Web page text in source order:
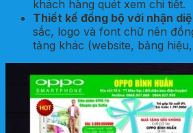
khách hàng quét xem chi tiết.
Thiết kế đồng bộ với nhận
sắc, logo và font chữ nên
tảng khác (website, bảng